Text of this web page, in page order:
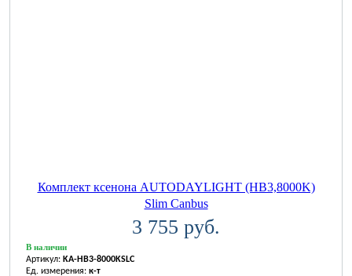
Комплект ксенона AUTODAYLIGHT (HB3,8000K)
Slim Canbus
3 755 руб.
В наличии
Артикул: KA-HB3-8000KSLC
Ед. измерения: к-т